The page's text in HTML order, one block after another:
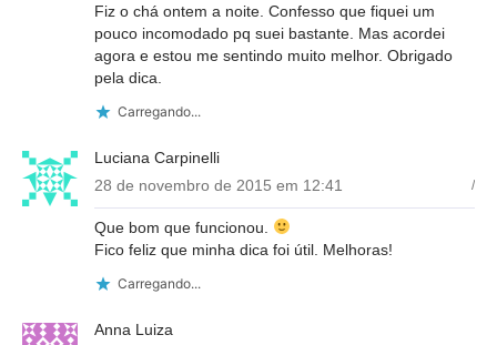
Fiz o chá ontem a noite. Confesso que fiquei um
pouco incomodado pq suei bastante. Mas acordei
agora e estou me sentindo muito melhor. Obrigado
pela dica.
Carregando...
Luciana Carpinelli
28 de novembro de 2015 em 12:41
/
Que bom que funcionou.
Fico feliz que minha dica foi útil. Melhoras!
Carregando...
Anna Luiza